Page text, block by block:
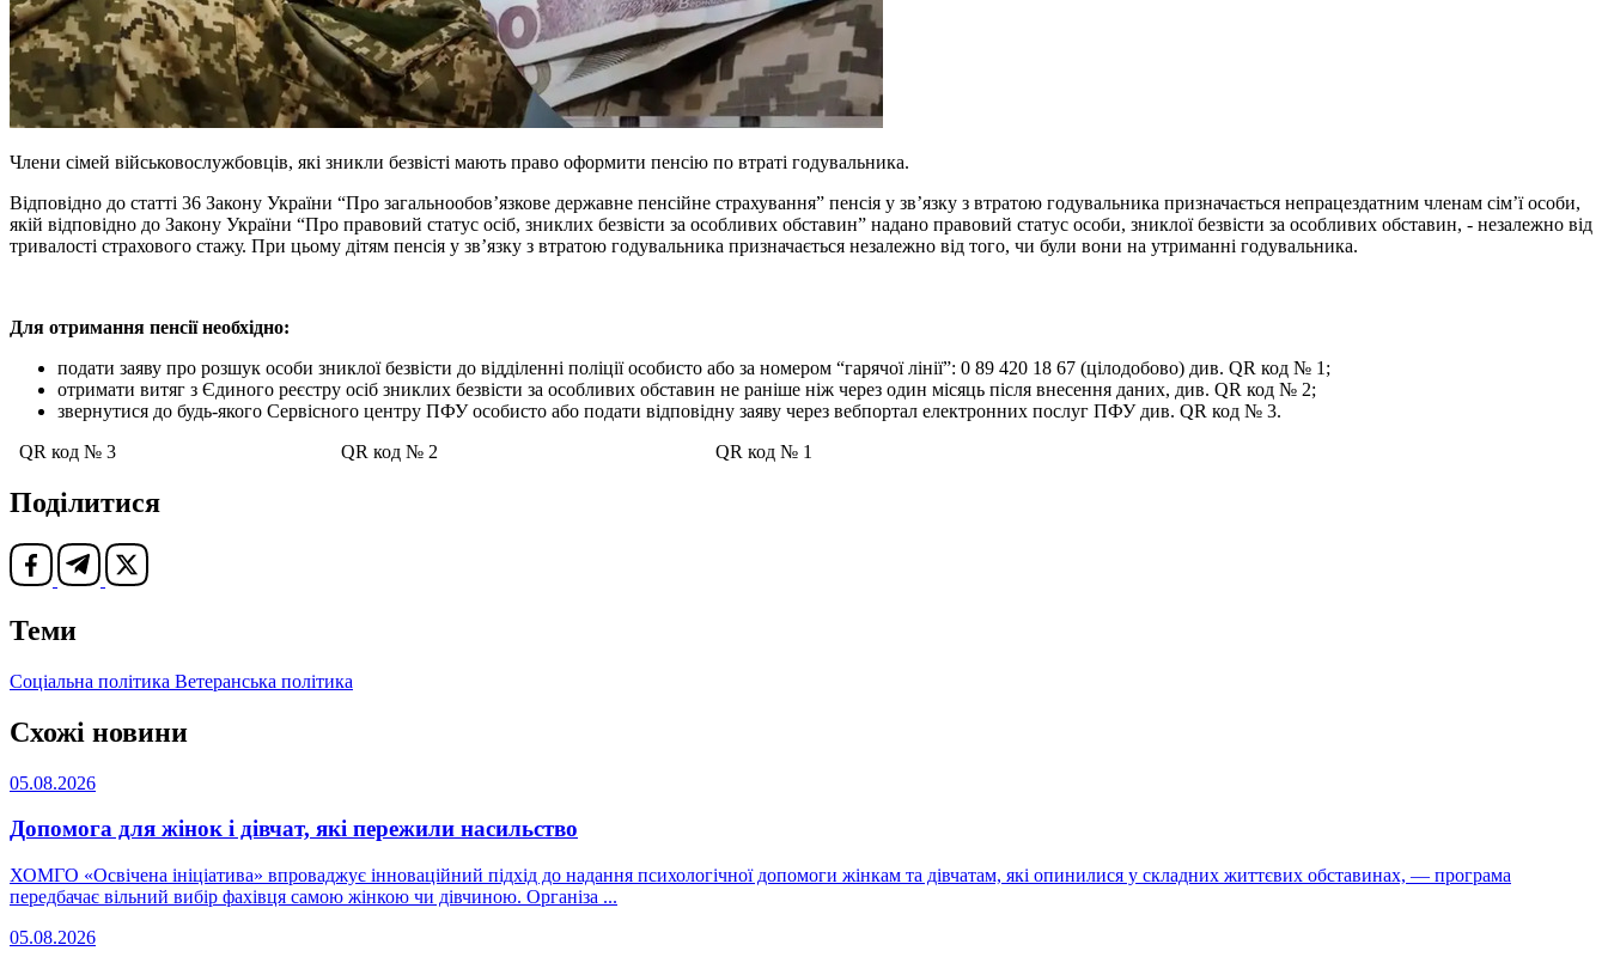
Члени сімей військовослужбовців, які зникли безвісті мають право оформити пенсію по втраті годувальника.
Відповідно до статті 36 Закону України “Про загальнообов’язкове державне пенсійне страхування” пенсія у зв’язку з втратою годувальника призначається непрацездатним членам сім’ї особи,
якій відповідно до Закону України “Про правовий статус осіб, зниклих безвісти за особливих обставин” надано правовий статус особи, зниклої безвісти за особливих обставин, - незалежно від
тривалості страхового стажу. При цьому дітям пенсія у зв’язку з втратою годувальника призначається незалежно від того, чи були вони на утриманні годувальника.
Для отримання пенсії необхідно:
подати заяву про розшук особи зниклої безвісти до відділенні поліції особисто або за номером “гарячої лінії”: 0 89 420 18 67 (цілодобово) див. QR код № 1;
отримати витяг з Єдиного реєстру осіб зниклих безвісти за особливих обставин не раніше ніж через один місяць після внесення даних, див. QR код № 2;
звернутися до будь-якого Сервісного центру ПФУ особисто або подати відповідну заяву через вебпортал електронних послуг ПФУ див. QR код № 3.
QR код № 3 QR код № 2 QR код № 1
Поділитися
Теми
Соціальна політика Ветеранська політика
Схожі новини
05.08.2026
Допомога для жінок і дівчат, які пережили насильство
ХОМГО «Освічена ініціатива» впроваджує інноваційний підхід до надання психологічної допомоги жінкам та дівчатам, які опинилися у складних життєвих обставинах, — програма
передбачає вільний вибір фахівця самою жінкою чи дівчиною. Організа ...
05.08.2026